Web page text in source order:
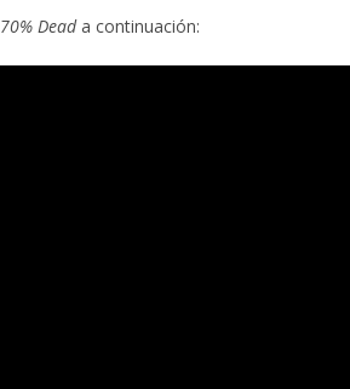
70% Deada continuación: